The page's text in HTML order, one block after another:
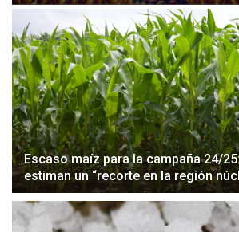
Escaso maíz para la campaña 24/
estiman un “recorte en la región